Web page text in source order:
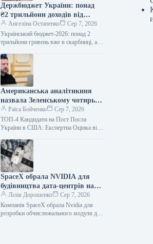
Держбюджет України: понад
₴2 трильйони доходів від
початку року, оцінка внеску
партнерів
Ангеліна Остапенко
Сер 7, 2026
Український бюджет-2026: понад 2
трильйони гривень вже в скарбниці, але
Станом на кінець липня 2026 року…
Американська аналітикиня
назвала Зеленському чотирьох
кандидатів на посаду посла
Раїса Бойченко
Сер 7, 2026
ТОП-4 Кандидати на Пост Посла
України в США: Експертна Оцінка від
Призначення нового посла України у
Сполучених Штатах…
SpaceX обрала NVIDIA для
будівництва дата-центрів на
орбіті
Лілія Дорошенко
Сер 7, 2026
Компанія SpaceX обрала Nvidia для
розробки обчислювального модуля для